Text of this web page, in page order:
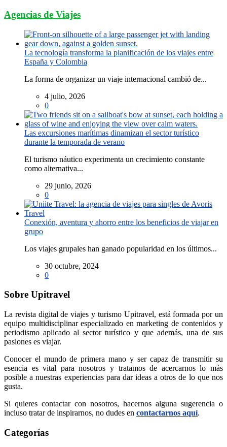
Agencias de Viajes
La tecnología transforma la planificación de los viajes entre
España y Colombia
La forma de organizar un viaje internacional cambió de...
4 julio, 2026
0
Las excursiones marítimas dinamizan el sector turístico
durante la temporada de verano
El turismo náutico experimenta un crecimiento constante
como alternativa...
29 junio, 2026
0
Conexión, aventura y ahorro entre los beneficios de viajar en
grupo
Los viajes grupales han ganado popularidad en los últimos...
30 octubre, 2024
0
Sobre Upitravel
La revista digital de viajes y turismo Upitravel, está formada por un
equipo multidisciplinar especializado en marketing de contenidos y
periodismo aplicado al sector turístico y que además, una de sus
pasiones es viajar.
Conocer el mundo de primera mano y ser capaz de transmitir su
esencia es vital para nosotros y tratamos de acercarnos lo más
posible a nuestras experiencias para dar ideas a otros de lo que nos
gusta.
Si quieres contactar con nosotros, hacernos alguna sugerencia o
incluso tratar de inspirarnos, no dudes en contactarnos aquí.
Categorías